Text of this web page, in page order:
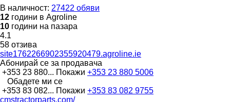
В наличност: 27422 обяви
12 години в Agroline
10 години на пазара
4.1
58 отзива
site1762266902355920479.agroline.ie
Абонирай се за продавача
+353 23 880... Покажи +353 23 880 5006
Обадете ми се
+353 83 082... Покажи +353 83 082 9755
cmstractorparts.com/